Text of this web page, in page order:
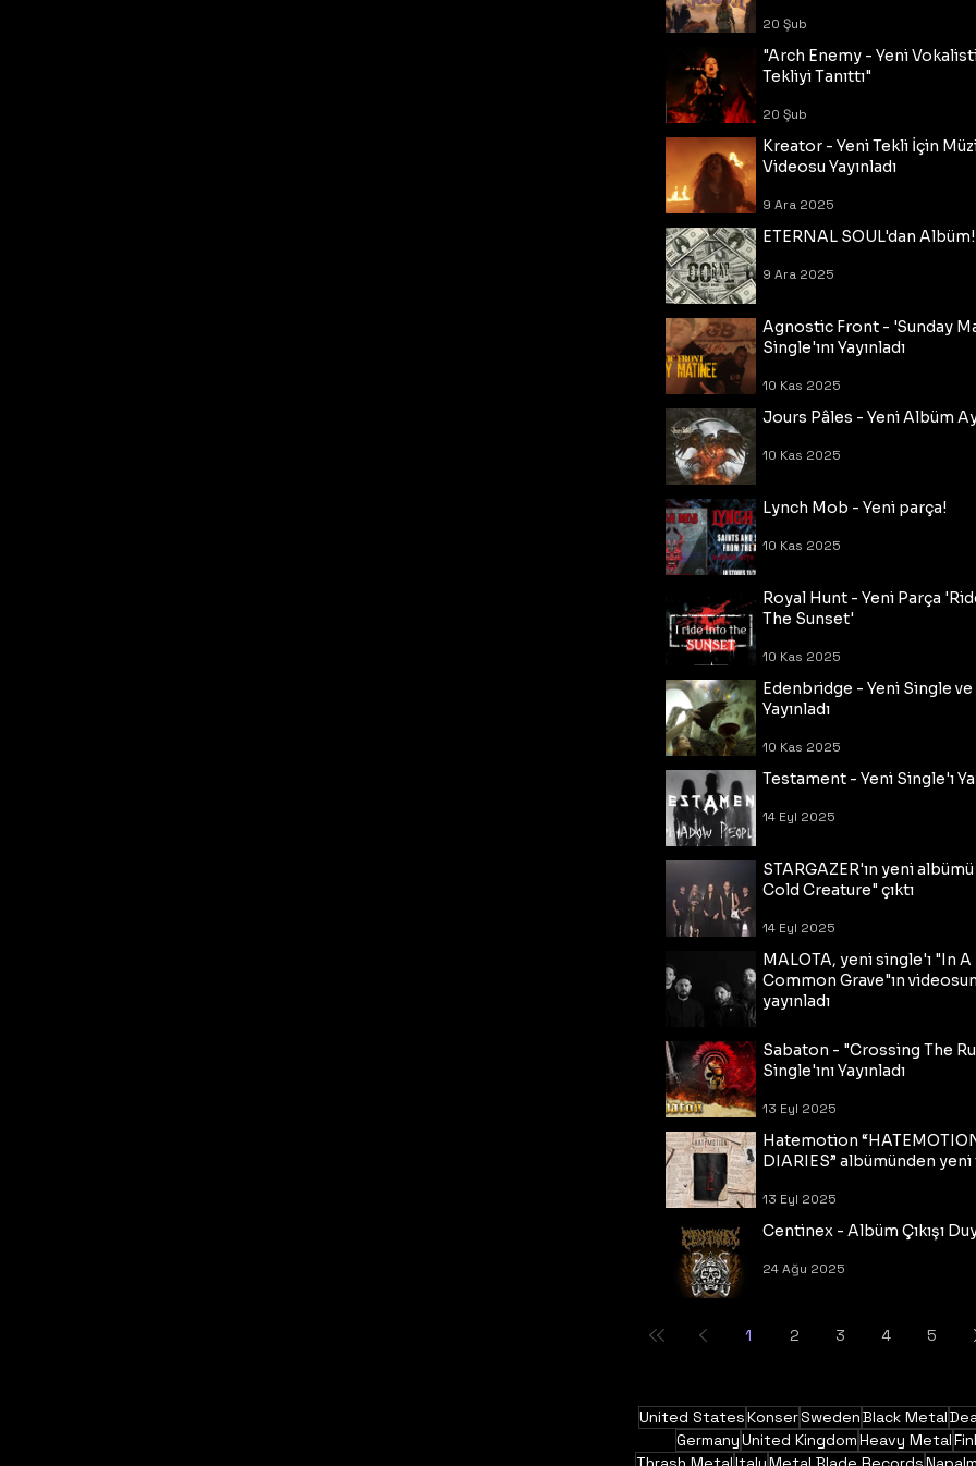
20 Şub
"Arch Enemy - Yeni
Tekliyi Tanıttı"
20 Şub
Kreator - Yeni Tekli İçin
Videosu Yayınladı
9 Ara 2025
ETERNAL SOUL'dan Albüm!
9 Ara 2025
Agnostic Front - 'Sunday
Single'ını Yayınladı
10 Kas 2025
Jours Pâles - Yeni Albüm
10 Kas 2025
Lynch Mob - Yeni parça!
10 Kas 2025
Royal Hunt - Yeni Parça
The Sunset'
10 Kas 2025
Edenbridge - Yeni Single
Yayınladı
10 Kas 2025
Testament - Yeni Single'ı
14 Eyl 2025
STARGAZER'ın yeni
Cold Creature" çıktı
14 Eyl 2025
MALOTA, yeni single'ı "In A
Common Grave"ın
yayınladı
Sabaton - "Crossing The
Single'ını Yayınladı
13 Eyl 2025
Hatemotion
DIARIES” albümünden
13 Eyl 2025
Centinex - Albüm Çıkışı
24 Ağu 2025
1 2 3 4 5
United StatesKonserSwedenBlack Metal
GermanyUnited KingdomHeavy Metal